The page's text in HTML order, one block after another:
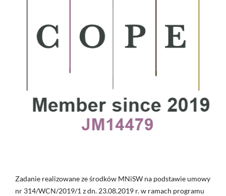
Zadanie realizowane ze środków MNiSW na podstawie umowy
nr 314/WCN/2019/1 z dn. 23.08.2019 r. w ramach programu